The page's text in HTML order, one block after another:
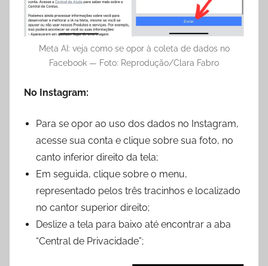
Meta AI: veja como se opor à coleta de dados no
Facebook — Foto: Reprodução/Clara Fabro
No Instagram:
Para se opor ao uso dos dados no Instagram,
acesse sua conta e clique sobre sua foto, no
canto inferior direito da tela;
Em seguida, clique sobre o menu,
representado pelos três tracinhos e localizado
no cantor superior direito;
Deslize a tela para baixo até encontrar a aba
“Central de Privacidade”;